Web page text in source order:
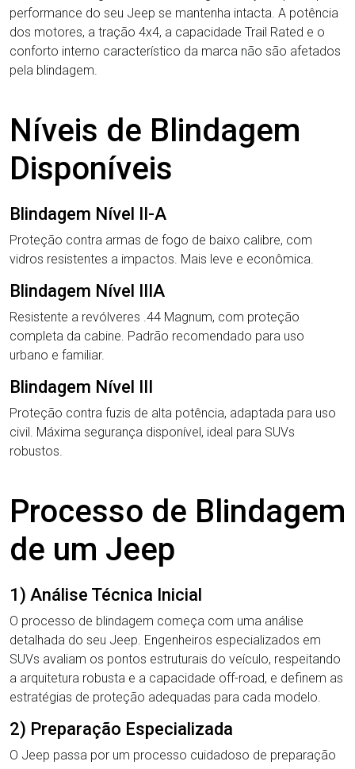
performance do seu Jeep se mantenha intacta. A potência
dos motores, a tração 4x4, a capacidade Trail Rated e o
conforto interno característico da marca não são afetados
pela blindagem.
Níveis de Blindagem
Disponíveis
Blindagem Nível II-A
Proteção contra armas de fogo de baixo calibre, com
vidros resistentes a impactos. Mais leve e econômica.
Blindagem Nível IIIA
Resistente a revólveres .44 Magnum, com proteção
completa da cabine. Padrão recomendado para uso
urbano e familiar.
Blindagem Nível III
Proteção contra fuzis de alta potência, adaptada para uso
civil. Máxima segurança disponível, ideal para SUVs
robustos.
Processo de Blindagem
de um Jeep
1) Análise Técnica Inicial
O processo de blindagem começa com uma análise
detalhada do seu Jeep. Engenheiros especializados em
SUVs avaliam os pontos estruturais do veículo, respeitando
a arquitetura robusta e a capacidade off-road, e definem as
estratégias de proteção adequadas para cada modelo.
2) Preparação Especializada
O Jeep passa por um processo cuidadoso de preparação